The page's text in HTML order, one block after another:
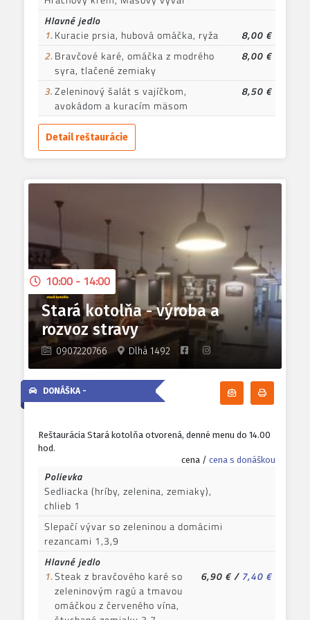
Hlavné jedlo
1. Kuracie prsia, hubová omáčka, ryža
8,00 €
2. Bravčové karé, omáčka z modrého
syra, tlačené zemiaky
8,00 €
3.Zeleninový šalát s vajíčkom,
avokádom a kuracím mäsom
8,50 €
Detail reštaurácie
Stará kotolňa - výroba a
rozvoz stravy
0907220766 Dlhá 1492
Odoberať
DONÁŠKA -
10:00 - 14:00
Reštaurácia Stará kotolňa otvorená, denné menu do 14.00
hod.
cena / cena s donáškou
Polievka
Sedliacka (hríby, zelenina, zemiaky),
chlieb 1
Slepačí vývar so zeleninou a domácimi
rezancami 1,3,9
Hlavné jedlo
1.Steak z bravčového karé so
zeleninovým ragú a tmavou
omáčkou z červeného vína,
6,90 €/ 7,40 €